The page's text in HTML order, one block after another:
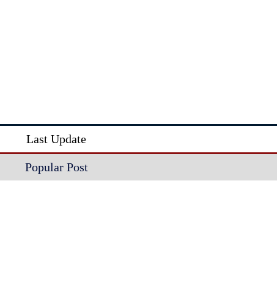
Last Update
Popular Post